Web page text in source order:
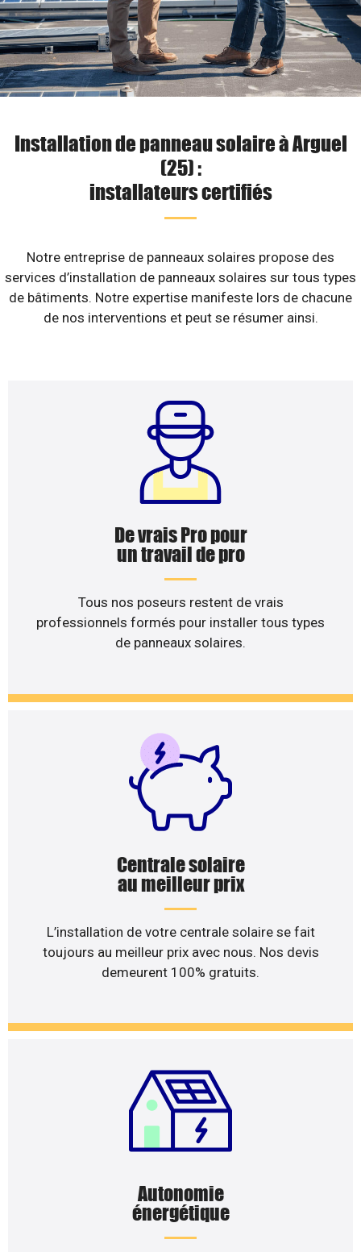
Installation de panneau solaire à Arguel
(25) :
installateurs certifiés
Notre entreprise de panneaux solaires propose des
services d’installation de panneaux solaires sur tous types
de bâtiments. Notre expertise manifeste lors de chacune
de nos interventions et peut se résumer ainsi.
De vrais Pro pour
un travail de pro
Tous nos poseurs restent de vrais
professionnels formés pour installer tous types
de panneaux solaires.
Centrale solaire
au meilleur prix
L’installation de votre centrale solaire se fait
toujours au meilleur prix avec nous. Nos devis
demeurent 100% gratuits.
Autonomie
énergétique